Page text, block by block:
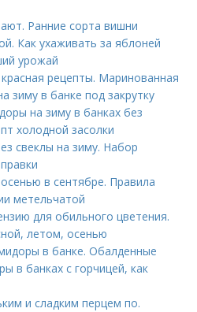
Ранние сорта вишни
Как ухаживать за яблоней
урожай
рецепты. Маринованная
зиму в банке под закрутку
на зиму в банках без
холодной засолки
свеклы на зиму. Набор
в сентябре. Правила
метельчатой
для обильного цветения.
летом, осенью
в банке. Обалденные
в банках с горчицей, как
и сладким перцем по.